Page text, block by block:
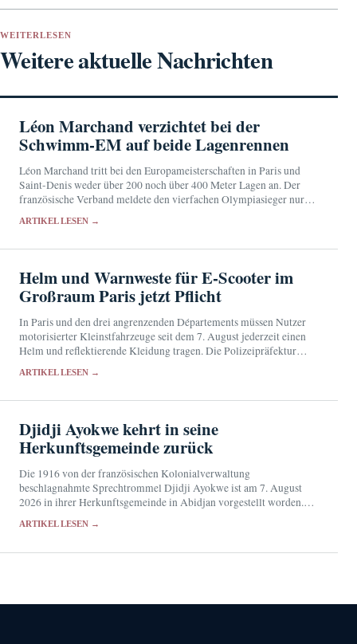
WEITERLESEN
Weitere aktuelle Nachrichten
Léon Marchand verzichtet bei der
Schwimm-EM auf beide Lagenrennen
Léon Marchand tritt bei den Europameisterschaften in Paris und
Saint-Denis weder über 200 noch über 400 Meter Lagen an. Der
französische Verband meldete den vierfachen Olympiasieger nur
ARTIKEL LESEN →
Helm und Warnweste für E-Scooter im
Großraum Paris jetzt Pflicht
In Paris und den drei angrenzenden Départements müssen Nutzer
motorisierter Kleinstfahrzeuge seit dem 7. August jederzeit einen
Helm und reflektierende Kleidung tragen. Die Polizeipräfektur
ARTIKEL LESEN →
Djidji Ayokwe kehrt in seine
Herkunftsgemeinde zurück
Die 1916 von der französischen Kolonialverwaltung
beschlagnahmte Sprechtrommel Djidji Ayokwe ist am 7. August
2026 in ihrer Herkunftsgemeinde in Abidjan vorgestellt worden.
d'Ivoire…
ARTIKEL LESEN →